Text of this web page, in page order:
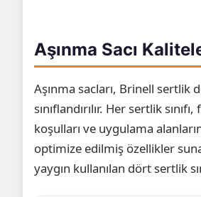
Aşınma Sacı
Aşınma sacları, Brinell sertlik
sınıflandırılır. Her sertlik
koşulları ve uygulama
optimize edilmiş özellikler
yaygın kullanılan dört sertlik